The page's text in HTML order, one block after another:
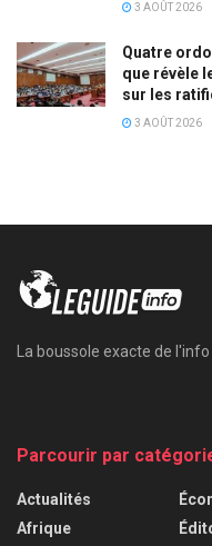
3 AOÛT 2026
Quatre
que révèle
sur les
3 AOÛT 2026
La boussole exacte de l'info
Parcourir par
Actualités
Afrique